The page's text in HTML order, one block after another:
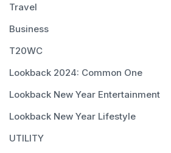
Travel
Business
T20WC
Lookback 2024: Common One
Lookback New Year Entertainment
Lookback New Year Lifestyle
UTILITY